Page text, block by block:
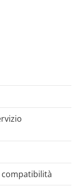
compatibilità